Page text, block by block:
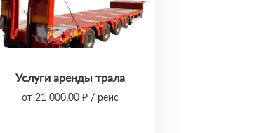
Услуги аренды трала
от 21 000,00 ₽ / рейс